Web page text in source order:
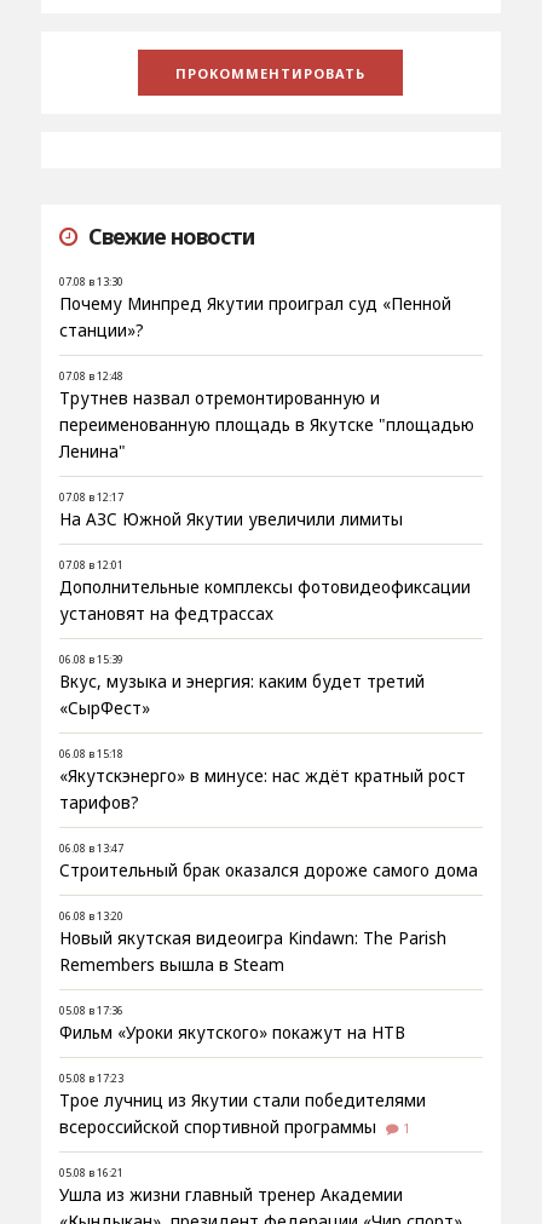
Свежие новости
07.08 в 13:30
Почему Минпред Якутии проиграл суд «Пенной
станции»?
07.08 в 12:48
Трутнев назвал отремонтированную и
переименованную площадь в Якутске "площадью
Ленина"
07.08 в 12:17
На АЗС Южной Якутии увеличили лимиты
07.08 в 12:01
Дополнительные комплексы фотовидеофиксации
установят на федтрассах
06.08 в 15:39
Вкус, музыка и энергия: каким будет третий
«СырФест»
06.08 в 15:18
«Якутскэнерго» в минусе: нас ждёт кратный рост
тарифов?
06.08 в 13:47
Строительный брак оказался дороже самого дома
06.08 в 13:20
Новый якутская видеоигра Kindawn: The Parish
Remembers вышла в Steam
05.08 в 17:36
Фильм «Уроки якутского» покажут на НТВ
05.08 в 17:23
Трое лучниц из Якутии стали победителями
всероссийской спортивной программы
1
05.08 в 16:21
Ушла из жизни главный тренер Академии